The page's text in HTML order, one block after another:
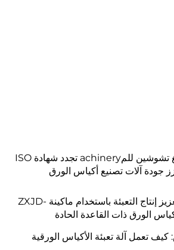
شركة تشجيانغ تشوشين للمachinery تجدد شهادة ISO
دراسة حالة: تعزيز إنتاج التعبئة باستخدام ماكينة ZXJD-
كيف تعمل آلة تعبئة الأكياس الورقية